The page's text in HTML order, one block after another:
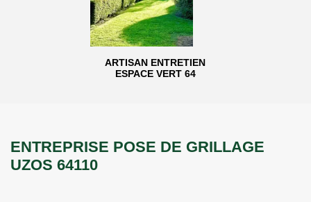
ARTISAN ENTRETIEN
ESPACE VERT 64
ENTREPRISE POSE DE GRILLAGE
UZOS 64110